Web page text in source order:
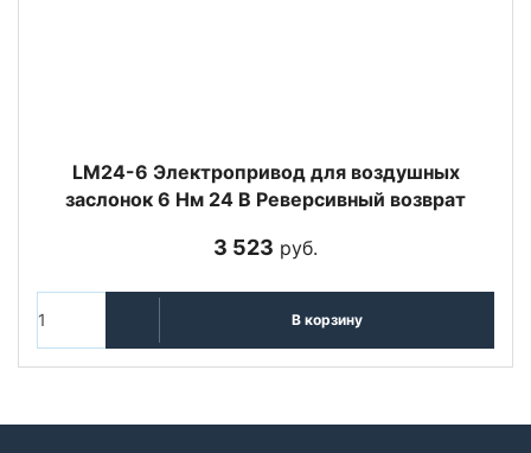
LM24-6 Электропривод для воздушных
заслонок 6 Нм 24 В Реверсивный возврат
3 523 руб.
В корзину